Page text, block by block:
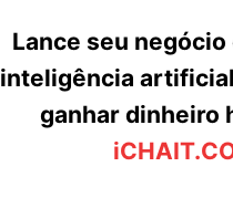
Lance seu
inteligência
ganhar dinheiro